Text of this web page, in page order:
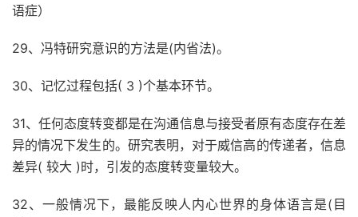
语症）
29、冯特研究意识的方法是(内省法)。
30、记忆过程包括( 3 )个基本环节。
31、任何态度转变都是在沟通信息与接受者原有态度存在差
异的情况下发生的。研究表明，对于威信高的传递者，信息
差异( 较大 )时，引发的态度转变量较大。
32、一般情况下，最能反映人内心世界的身体语言是(目